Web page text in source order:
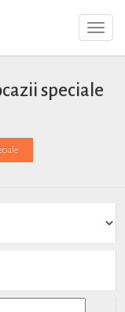
speciale